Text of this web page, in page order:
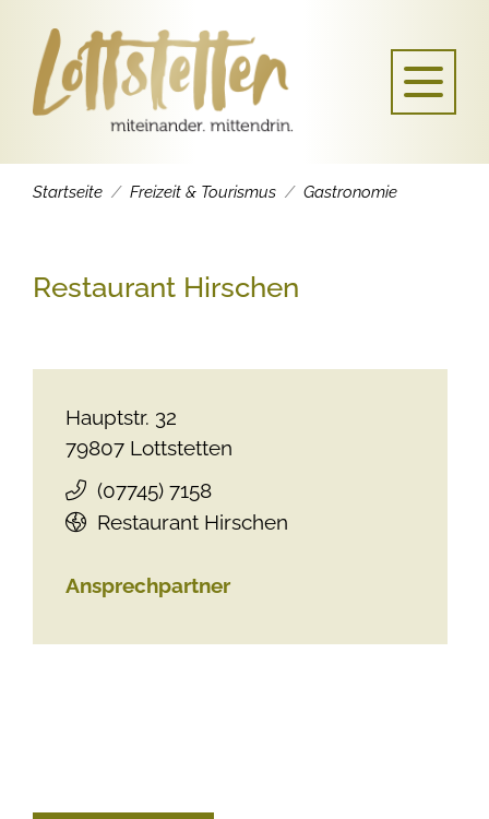
Startseite Freizeit & Tourismus Gastronomie
Restaurant Hirschen
Hauptstr. 32
79807 Lottstetten
(07745) 7158
Restaurant Hirschen
Ansprechpartner